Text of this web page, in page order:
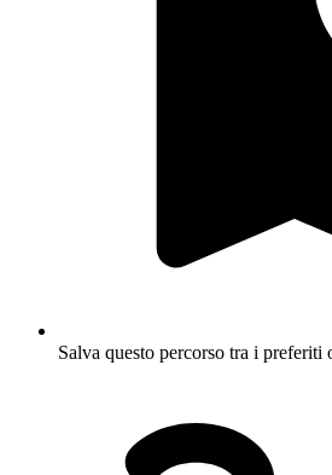
Salva questo percorso tra i preferiti